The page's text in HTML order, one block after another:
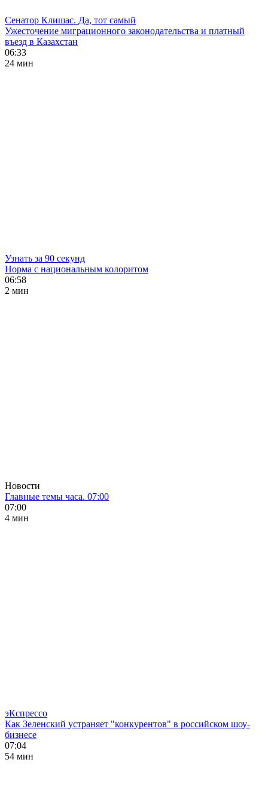
Сенатор Клишас. Да, тот самый
Ужесточение миграционного законодательства и платный
въезд в Казахстан
06:33
24 мин
Узнать за 90 секунд
Норма с национальным колоритом
06:58
2 мин
Новости
Главные темы часа. 07:00
07:00
4 мин
эКспрессо
Как Зеленский устраняет "конкурентов" в российском шоу-
бизнесе
07:04
54 мин